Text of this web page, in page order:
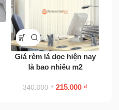
Giá rèm lá dọc hiện nay
là bao nhiêu m2
340.000₫ 215.000 ₫